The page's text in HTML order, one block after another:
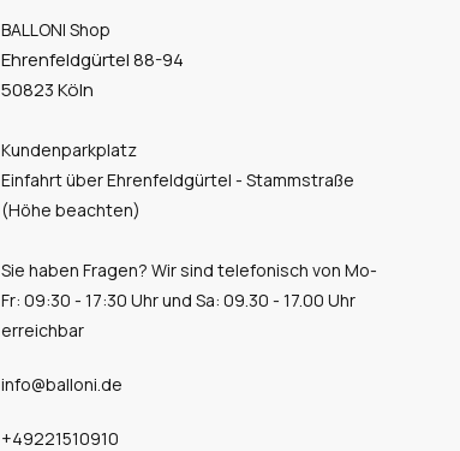
BALLONI Shop
Ehrenfeldgürtel 88-94
50823 Köln
Kundenparkplatz
Einfahrt über Ehrenfeldgürtel - Stammstraße
(Höhe beachten)
Sie haben Fragen? Wir sind telefonisch von Mo-
Fr: 09:30 - 17:30 Uhr und Sa: 09.30 - 17.00 Uhr
erreichbar
info@balloni.de
+49221510910